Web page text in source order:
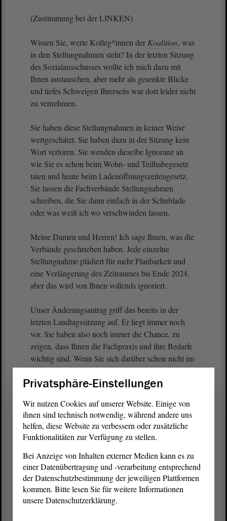
(Zustimmung bei der LINKEN)
Wissen Sie, werte Kolleg*innen der Koalition, was
in den Stellungnahmen steht? In der letzten Sitzung
des Sozialausschusses wollte ich mich dazu mit
Ihnen austauschen, aber mehr als gesenkte Blicke
und tiefes Schweigen Ihrerseits war dort leider nicht
zu vernehmen.
Sie haben diese Stellungnahmen in keiner Weise
wertgeschätzt. Sie haben dazu in der Sitzung kein
Wort verloren. Sie wenden dieselbe Ignoranz an
wie Sie es schon beim Wohn- und Teilhabegesetz
taten und heute beim Ladenöffnungszeitengesetz.
Sie lassen die Fachverbände Stellungnahmen
schreiben, die Sie dann einfach in der Schublade
oder was weiß ich wo verschwinden lassen.
Meine Damen und Herren! Ich sage Ihnen, was die
Verbände geschrieben haben. Jede einzelne
Stellungnahme plädiert für mehr Planbarkeit und
eine Verlängerung des Zeitraumes bis Ende 2024,
aber das wird von Ihnen vollends ignoriert.
Unser Änderungsantrag griff das bereits in der
letzten Landtagssitzung auf. Er liegt immer noch
vor. Sie haben also noch immer die Chance, zu
zeigen, dass Ihnen die Fachpraxis und ihre Bedarfe
wichtig sind. Wenn Sie sich darüber schon nicht im
zuständigen Fachausschuss fachlich austauschen
wollen, dann schaffen Sie wenigstens heute eine
schon fast mittelfristig.
(Beifall bei der LINKEN)
Der Bund schafft dafür die Ausgangslage. Ein
„Weiter so“ und Ihre chronische Aufschieberitis
wird weiterhin nur Frust erzeugen.
Darüber hinaus wird unter „weitere Gesetze“, in §
Privatsphäre-Einstellungen
Wir nutzen Cookies auf unserer Website. Einige von
ihnen sind technisch notwendig, während andere uns
helfen, diese Website zu verbessern oder zusätzliche
Funktionalitäten zur Verfügung zu stellen.
Bei Anzeige von Inhalten externer Medien kann es zu
einer Datenübertragung und -verarbeitung entsprechend
der Datenschutzbestimmung der jeweiligen Plattformen
kommen. Bitte lesen Sie für weitere Informationen
unsere Datenschutzerklärung.